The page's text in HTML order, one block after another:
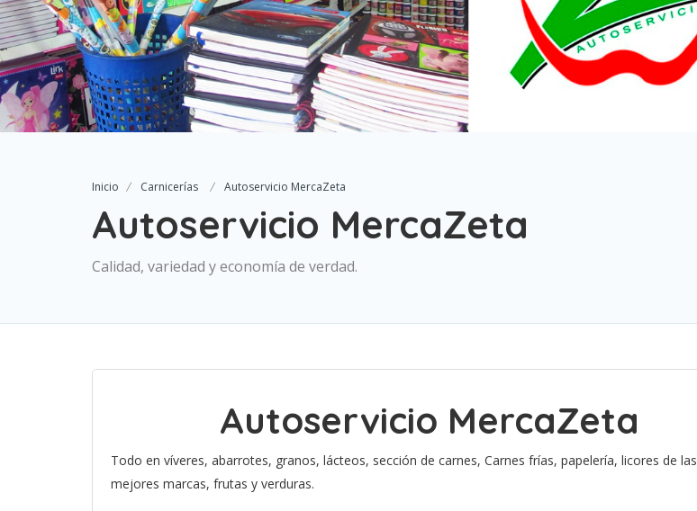
Inicio Carnicerías Autoservicio MercaZeta
Autoservicio MercaZeta
Calidad, variedad y economía de verdad.
Autoservicio MercaZeta
Todo en víveres, abarrotes, granos, lácteos, sección de carnes, Carnes frías, papelería, licores de las
mejores marcas, frutas y verduras.